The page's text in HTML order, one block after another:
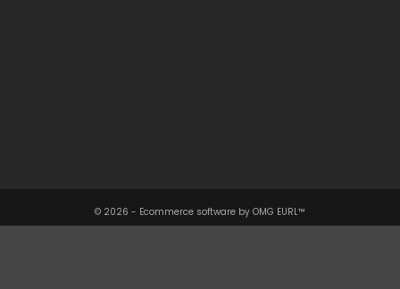
© 2026 - Ecommerce software by OMG EURL™